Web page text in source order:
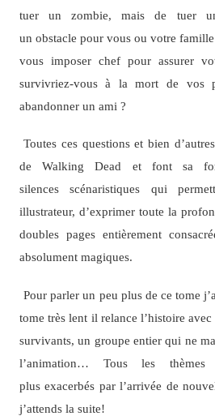
tuer un zombie, mais de tuer
un obstacle pour vous ou votre
vous imposer chef pour assurer
survivriez-vous à la mort de vos
abandonner un ami ?
Toutes ces questions et bien
de Walking Dead et font sa
silences scénaristiques qui
illustrateur, d’exprimer toute la
doubles pages entièrement
absolument magiques.
Pour parler un peu plus de ce tome
tome très lent il relance l’histoire
survivants, un groupe entier qui ne
l’animation… Tous les thèmes
plus exacerbés par l’arrivée de
j’attends la suite!